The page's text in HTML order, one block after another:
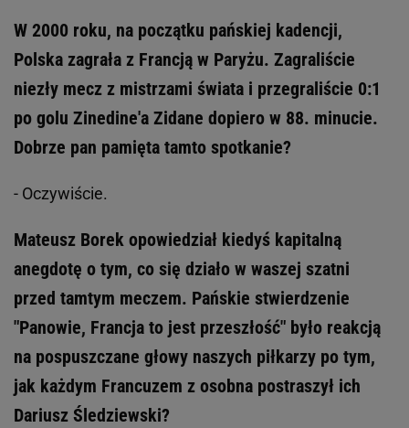
W 2000 roku, na początku pańskiej kadencji,
Polska zagrała z Francją w Paryżu. Zagraliście
niezły mecz z mistrzami świata i przegraliście 0:1
po golu Zinedine'a Zidane dopiero w 88. minucie.
Dobrze pan pamięta tamto spotkanie?
- Oczywiście.
Mateusz Borek opowiedział kiedyś kapitalną
anegdotę o tym, co się działo w waszej szatni
przed tamtym meczem. Pańskie stwierdzenie
"Panowie, Francja to jest przeszłość" było reakcją
na pospuszczane głowy naszych piłkarzy po tym,
jak każdym Francuzem z osobna postraszył ich
Dariusz Śledziewski?